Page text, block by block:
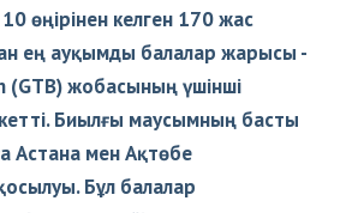
өңірінен келген 170 жас
ең ауқымды балалар жарысы -
(GTB) жобасының үшінші
Биылғы маусымның басты
Астана мен Ақтөбе
Бұл балалар